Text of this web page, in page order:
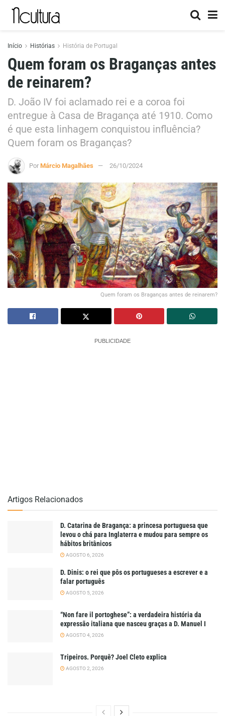
Início Histórias História de Portugal
Quem foram os Braganças antes
de reinarem?
D. João IV foi aclamado rei e a coroa foi
entregue à Casa de Bragança até 1910. Como
é que esta linhagem conquistou influência?
Quem foram os Braganças?
Por Márcio Magalhães 26/10/2024
Quem foram os Braganças antes de reinarem?
PUBLICIDADE
Artigos Relacionados
D. Catarina de Bragança: a princesa portuguesa que
levou o chá para Inglaterra e mudou para sempre os
hábitos britânicos
AGOSTO 6, 2026
D. Dinis: o rei que pôs os portugueses a escrever e a
falar português
AGOSTO 5, 2026
“Non fare il portoghese”: a verdadeira história da
expressão italiana que nasceu graças a D. Manuel I
AGOSTO 4, 2026
Tripeiros. Porquê? Joel Cleto explica
AGOSTO 2, 2026